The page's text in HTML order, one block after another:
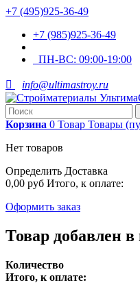
+7 (495)925-36-49
+7 (985)925-36-49
ПН-ВС: 09:00-19:00
 info@ultimastroy.ru
Корзина 0 Товар Товары
Нет товаров
Определить Доставка
0,00 руб Итого, к оплате:
Оформить заказ
Товар добавлен в
Количество
Итого, к оплате: